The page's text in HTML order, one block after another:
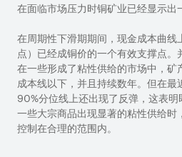
在面临市场压力时铜矿业已经显示出
在周期性下滑期期间，现金成本曲线
点）已经成铜价的一个有效支撑点。
在一些形成了粘性供给的市场中，矿
成本线以下，并且持续数年。但在
90%分位线上还出现了反弹，这表
一些大宗商品出现显著的粘性供给时
控制在合理的范围内。